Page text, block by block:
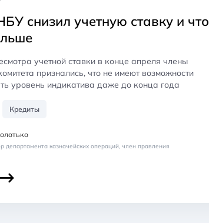
снизил учетную ставку и что
учетной ставки в конце апреля члены
признались, что не имеют возможности
уровень индикатива даже до конца года
Кредиты
департамента казначейских операций, член правления